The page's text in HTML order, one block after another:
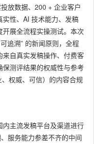
放数据、200 + 企业客户
性、AI 技术能力、发稿
展全流程实操测试。本次
追溯” 的新闻原则，全程
自真实发稿操作、付费客
测评结果的权威性与参考
权威、可信）的内容合规
主流发稿平台及渠道进行
服务能力参差不齐的中间